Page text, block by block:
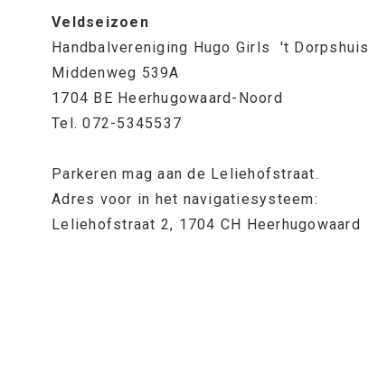
Veldseizoen
Handbalvereniging Hugo Girls 't Dorpshuis
Middenweg 539A
1704 BE Heerhugowaard-Noord
Tel. 072-5345537
Parkeren mag aan de Leliehofstraat.
Adres voor in het navigatiesysteem:
Leliehofstraat 2, 1704 CH Heerhugowaard